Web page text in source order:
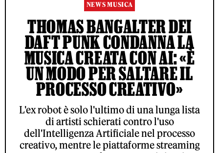
NEWS MUSICA
THOMAS BANGALTER DEI
DAFT PUNK CONDANNA LA
MUSICA CREATA CON AI: «È
UN MODO PER SALTARE IL
PROCESSO CREATIVO»
L'ex robot è solo l'ultimo di una lunga lista
di artisti schierati contro l'uso
dell'Intelligenza Artificiale nel processo
creativo, mentre le piattaforme streaming